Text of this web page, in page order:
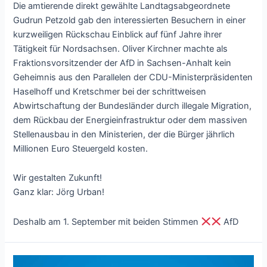
Die amtierende direkt gewählte Landtagsabgeordnete
Gudrun Petzold gab den interessierten Besuchern in einer
kurzweiligen Rückschau Einblick auf fünf Jahre ihrer
Tätigkeit für Nordsachsen. Oliver Kirchner machte als
Fraktionsvorsitzender der AfD in Sachsen-Anhalt kein
Geheimnis aus den Parallelen der CDU-Ministerpräsidenten
Haselhoff und Kretschmer bei der schrittweisen
Abwirtschaftung der Bundesländer durch illegale Migration,
dem Rückbau der Energieinfrastruktur oder dem massiven
Stellenausbau in den Ministerien, der die Bürger jährlich
Millionen Euro Steuergeld kosten.
Wir gestalten Zukunft!
Ganz klar: Jörg Urban!
Deshalb am 1. September mit beiden Stimmen AfD